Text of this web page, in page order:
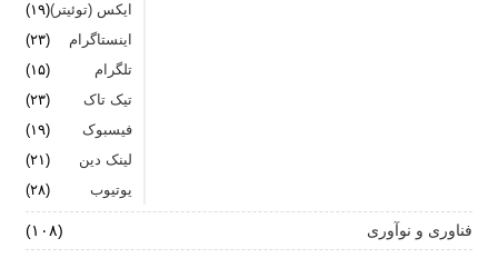
ایکس (توئیتر)(۱۹)
اینستاگرام
(۲۳)
تلگرام
(۱۵)
تیک تاک
(۲۳)
فیسبوک
(۱۹)
لینک دین
(۲۱)
یوتیوب
(۲۸)
فناوری و نوآوری (۱۰۸)